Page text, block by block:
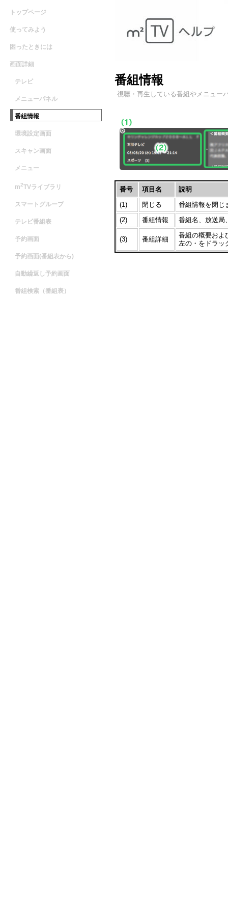
トップページ
使ってみよう
困ったときには
画面詳細
テレビ
メニューパネル
番組情報
環境設定画面
スキャン画面
メニュー
m2TVライブラリ
スマートグループ
テレビ番組表
予約画面
予約画面(番組表から)
自動繰返し予約画面
番組検索（番組表）
番組情報
視聴・再生している番組やメニュー
番号 項目名
説明
(1)
閉じる
番組情報を閉じ
(2)
番組情報 番組名、放送局
(3) 番組詳細
番組の概要およ
左の・をドラッ